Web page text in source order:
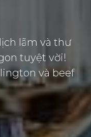
lãm và thư
tuyệt vời!
và beef